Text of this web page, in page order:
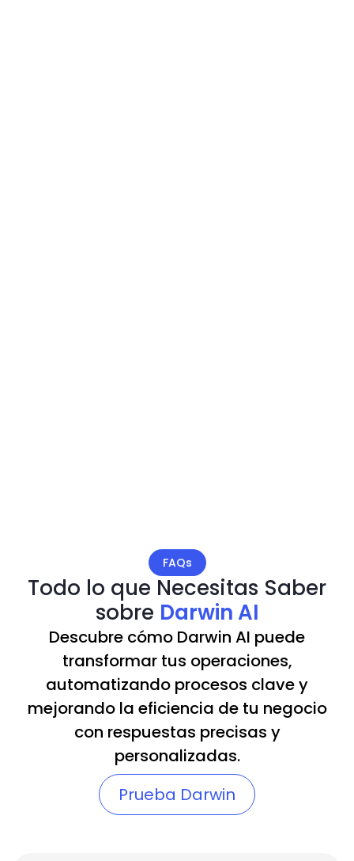
FAQs
Todo lo que Necesitas Saber
sobre Darwin AI
Descubre cómo Darwin AI puede
transformar tus operaciones,
automatizando procesos clave y
mejorando la eficiencia de tu negocio
con respuestas precisas y
personalizadas.
Prueba Darwin